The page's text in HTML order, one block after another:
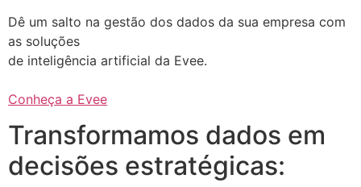
Dê um salto na gestão dos dados da sua empresa com
as soluções
de inteligência artificial da Evee.
Conheça a Evee
Transformamos dados em
decisões estratégicas: